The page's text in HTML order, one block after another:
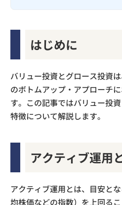
はじめに
バリュー投資とグロース投資
のボトムアップ・アプローチ
す。この記事ではバリュー投
特徴について解説します。
アクティブ運用
アクティブ運用とは、目安と
均株価などの指数）を上回る